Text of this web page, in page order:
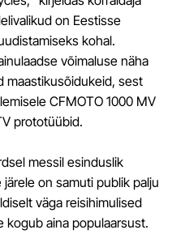
on Eestisse
kohal.
võimaluse näha
maastikusõidukeid, sest
CFMOTO 1000 MV
prototüübid.
messil esinduslik
on samuti publik palju
väga reisihimulised
kogub aina populaarsust.